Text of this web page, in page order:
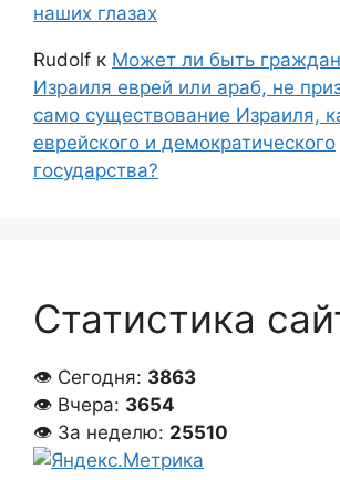
наших глазах
Rudolf к Может ли быть
Израиля еврей или араб, не
само существование Израиля,
еврейского и демократического
государства?
Статистика
👁 Сегодня: 3863
👁 Вчера: 3654
👁 За неделю: 25510